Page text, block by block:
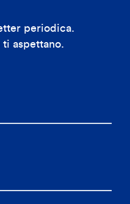
periodica.
aspettano.